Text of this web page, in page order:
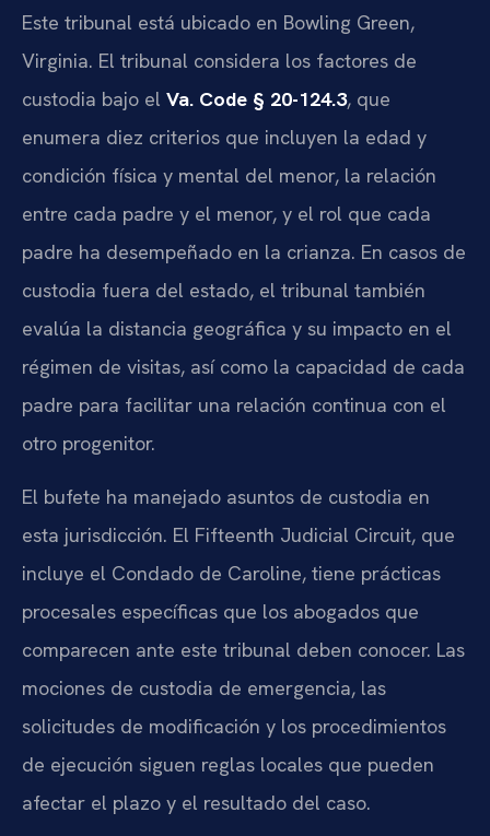
Este tribunal está ubicado en Bowling Green,
Virginia. El tribunal considera los factores de
custodia bajo el Va. Code § 20-124.3, que
enumera diez criterios que incluyen la edad y
condición física y mental del menor, la relación
entre cada padre y el menor, y el rol que cada
padre ha desempeñado en la crianza. En casos de
custodia fuera del estado, el tribunal también
evalúa la distancia geográfica y su impacto en el
régimen de visitas, así como la capacidad de cada
padre para facilitar una relación continua con el
otro progenitor.
El bufete ha manejado asuntos de custodia en
esta jurisdicción. El Fifteenth Judicial Circuit, que
incluye el Condado de Caroline, tiene prácticas
procesales específicas que los abogados que
comparecen ante este tribunal deben conocer. Las
mociones de custodia de emergencia, las
solicitudes de modificación y los procedimientos
de ejecución siguen reglas locales que pueden
afectar el plazo y el resultado del caso.